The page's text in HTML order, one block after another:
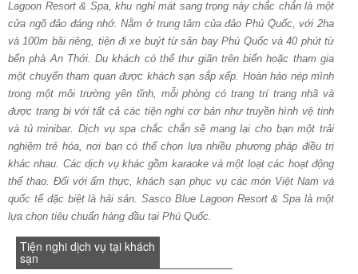
Lagoon Resort & Spa, khu nghỉ mát sang trọng này chắc chắn là một
cửa ngõ đảo đáng nhớ. Nằm ở trung tâm của đảo Phú Quốc, với 2ha
và 100m bãi riêng, tiện đi xe buýt từ sân bay Phú Quốc và 40 phút từ
bến phà An Thới. Du khách có thể thư giãn trên biển hoặc tham gia
một chuyến tham quan được khách sạn sắp xếp. Hoàn hảo nép mình
trong một môi trường yên tĩnh, mỗi phòng có trang trí trang nhã và
được trang bị với tất cả các tiện nghi cơ bản như truyền hình vệ tinh
và tủ minibar. Dịch vụ spa chắc chắn sẽ mang lại cho bạn một trải
nghiệm trẻ hóa, nơi bạn có thể chọn lựa nhiều phương pháp điều trị
khác nhau. Các dịch vụ khác gồm karaoke và một loạt các hoạt động
thể thao. Đối với ẩm thực, khách sạn phục vụ các món Việt Nam và
quốc tế đặc biệt là hải sản. Sasco Blue Lagoon Resort & Spa là một
lựa chọn tiêu chuẩn hàng đầu tại Phú Quốc.
Tiện nghi dịch vụ tại khách
sạn